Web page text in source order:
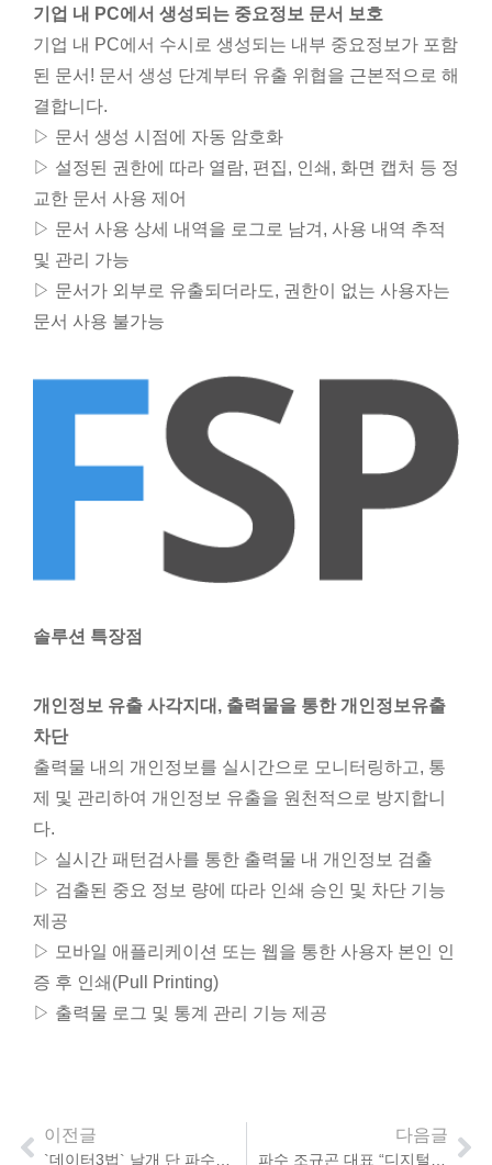
기업 내 PC에서 생성되는 중요정보 문서 보호
기업 내 PC에서 수시로 생성되는 내부 중요정보가 포함
된 문서! 문서 생성 단계부터 유출 위협을 근본적으로 해
결합니다.
▷ 문서 생성 시점에 자동 암호화
▷ 설정된 권한에 따라 열람, 편집, 인쇄, 화면 캡처 등 정
교한 문서 사용 제어
▷ 문서 사용 상세 내역을 로그로 남겨, 사용 내역 추적
및 관리 가능
▷ 문서가 외부로 유출되더라도, 권한이 없는 사용자는
문서 사용 불가능
솔루션 특장점
개인정보 유출 사각지대, 출력물을 통한 개인정보유출
차단
출력물 내의 개인정보를 실시간으로 모니터링하고, 통
제 및 관리하여 개인정보 유출을 원천적으로 방지합니
다.
▷ 실시간 패턴검사를 통한 출력물 내 개인정보 검출
▷ 검출된 중요 정보 량에 따라 인쇄 승인 및 차단 기능
제공
▷ 모바일 애플리케이션 또는 웹을 통한 사용자 본인 인
증 후 인쇄(Pull Printing)
▷ 출력물 로그 및 통계 관리 기능 제공
이전글
`데이터3법` 날개 단 파수… 비식별화 솔루션서 `훨훨`
다음글
파수 조규곤 대표 “디지털화와 구독형, 보안산업의 미래”